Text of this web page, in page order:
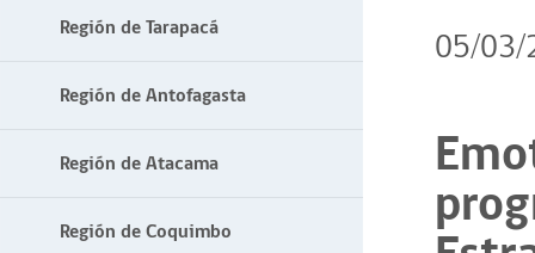
Región de Tarapacá
Región de Antofagasta
Región de Atacama
Región de Coquimbo
05/